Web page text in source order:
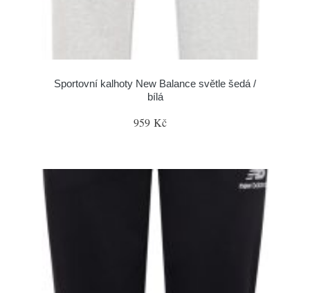
Sportovní kalhoty New Balance světle šedá /
bílá
959 Kč